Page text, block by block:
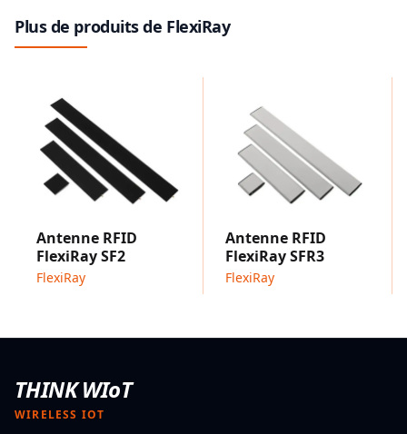
équipements, les documents, les dossiers et les
personnes dans les environnements intérieurs,
lorsqu'ils passent par des portes, des couloirs ou des
corridors.
Plus de produits de FlexiRay
Antenne RFID
FlexiRay SF2
FlexiRay
Antenne RFID
FlexiRay SFR3
FlexiRay
THINK WIoT
WIRELESS IOT